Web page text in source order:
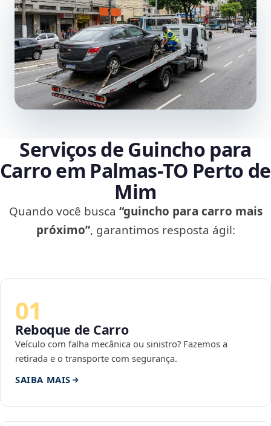
Serviços de Guincho para
Carro em Palmas‑TO Perto de
Mim
Quando você busca “guincho para carro mais
próximo”, garantimos resposta ágil:
01
Reboque de Carro
Veículo com falha mecânica ou sinistro? Fazemos a
retirada e o transporte com segurança.
SAIBA MAIS